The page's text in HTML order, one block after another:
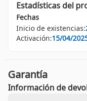
Estadísticas del
Fechas
Inicio de existencias:
Activación:15/04/
Garantía
Información de